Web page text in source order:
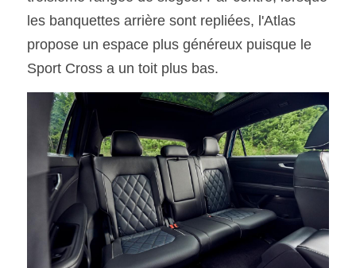
les banquettes arrière sont repliées, l'Atlas
propose un espace plus généreux puisque le
Sport Cross a un toit plus bas.